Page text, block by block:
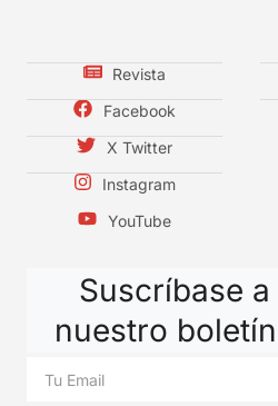
Revista
Facebook
X Twitter
Instagram
YouTube
Suscríbase a
nuestro boletín